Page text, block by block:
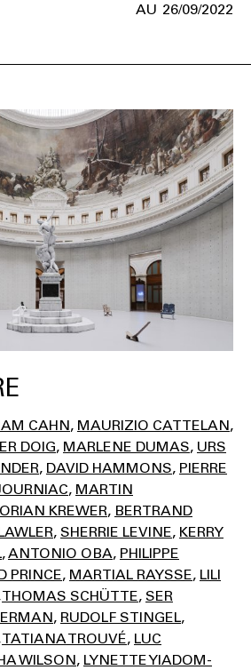
26/09/2022
CAHN MAURIZIO CATTELAN
DOIG MARLENE DUMAS URS
DAVID HAMMONS PIERRE
MARTIN
KREWER BERTRAND
SHERRIE LEVINE KERRY
ANTONIO OBA PHILIPPE
PRINCE MARTIAL RAYSSE LILI
THOMAS SCHÜTTE SER
RUDOLF STINGEL
TATIANA TROUVÉ LUC
WILSON LYNETTE YIADOM-